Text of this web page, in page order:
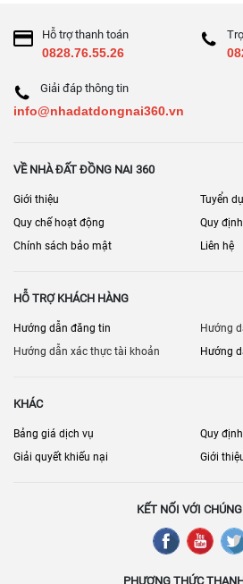
Hỗ trợ thanh toán
0828.76.55.26
Giải đáp thông tin
info@nhadatdongnai360.vn
VỀ NHÀ ĐẤT ĐỒNG NAI 360
Giới thiệu
Tuyển
Quy chế hoạt động
Quy
Chính sách bảo mật
Liên hệ
HỖ TRỢ KHÁCH HÀNG
Hướng dẫn đăng tin
Hướng
Hướng dẫn xác thực tài khoản
Hướng
KHÁC
Bảng giá dịch vụ
Quy
Giải quyết khiếu nại
Giới
KẾT NỐI VỚI
PHƯƠNG THỨC